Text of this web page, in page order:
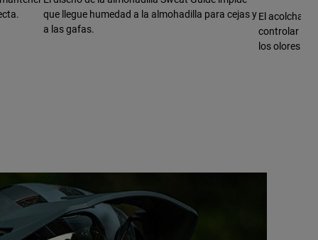
que llegue humedad a la almohadilla para cejas y
a las gafas.
El
controlar el
los olores.